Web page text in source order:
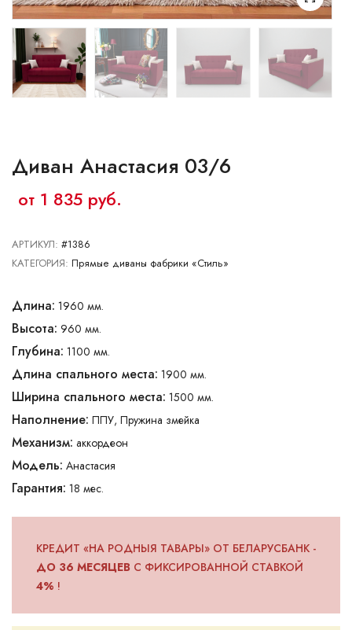
Ваш город:
Минск Брест Витебск Гомель
Гродно
Могилев
Сморгонь
Диван Анастасия 03/6
от 1 835 руб.
АРТИКУЛ: #1386
КАТЕГОРИЯ: Прямые диваны фабрики «Стиль»
Длина: 1960 мм.
Высота: 960 мм.
Глубина: 1100 мм.
Длина спального места: 1900 мм.
Ширина спального места: 1500 мм.
Наполнение: ППУ, Пружина змейка
Механизм: аккордеон
Модель: Анастасия
Гарантия: 18 мес.
КРЕДИТ «НА РОДНЫЯ ТАВАРЫ» ОТ БЕЛАРУСБАНК -
ДО 36 МЕСЯЦЕВ С ФИКСИРОВАННОЙ СТАВКОЙ
4% !